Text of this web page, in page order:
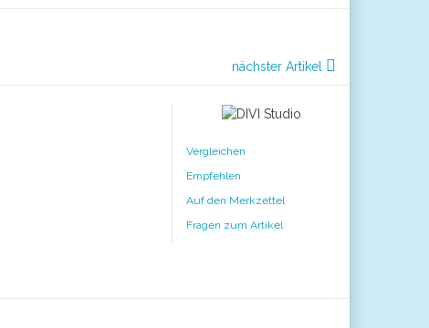
nächster Artikel
Vergleichen
Empfehlen
Auf den Merkzettel
Fragen zum Artikel